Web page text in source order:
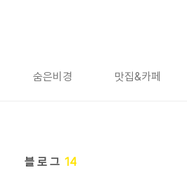
숨은비경 맛집&카페
블 로 그 14